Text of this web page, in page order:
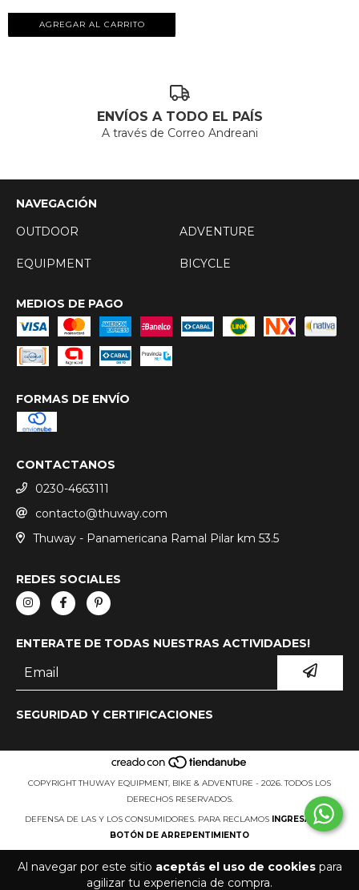
Al navegar por este sitio aceptás el uso de cookiespara
agilizar tu experiencia de compra.
ENVÍOS A TODO EL PAÍS
A través de Correo Andreani
NAVEGACIÓN
OUTDOOR
ADVENTURE
EQUIPMENT BICYCLE
MEDIOS DE PAGO
FORMAS DE ENVÍO
CONTACTANOS
0230-4663111
contacto@thuway.com
Thuway - Panamericana Ramal Pilar km 53.5
REDES SOCIALES
ENTERATE DE TODAS NUESTRAS ACTIVIDADES!
SEGURIDAD Y CERTIFICACIONES
COPYRIGHT THUWAY EQUIPMENT, BIKE & ADVENTURE - 2026. TODOS LOS
DERECHOS RESERVADOS.
DEFENSA DE LAS Y LOS CONSUMIDORES. PARA RECLAMOS INGRESÁ ACÁ.
BOTÓN DE ARREPENTIMIENTO